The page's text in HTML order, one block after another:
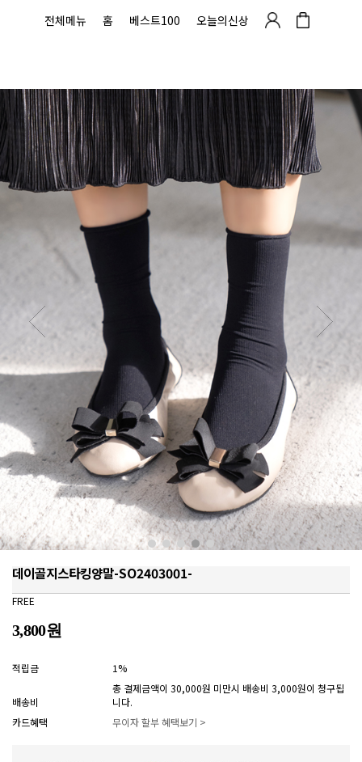
전체메뉴 홈 베스트100 오늘의신상
데이골지스타킹양말-SO2403001-
FREE
3,800원
적립금 1%
배송비
총 결제금액이 30,000원 미만시 배송비 3,000원이 청구됩
니다.
카드혜택
무이자 할부 혜택보기 >